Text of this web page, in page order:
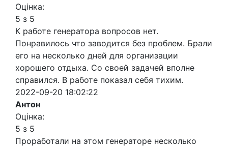
Оцінка:
5 з 5
К работе генератора вопросов нет.
Понравилось что заводится без проблем. Брали
его на несколько дней для организации
хорошего отдыха. Со своей задачей вполне
справился. В работе показал себя тихим.
2022-09-20 18:02:22
Антон
Оцінка:
5 з 5
Проработали на этом генераторе несколько